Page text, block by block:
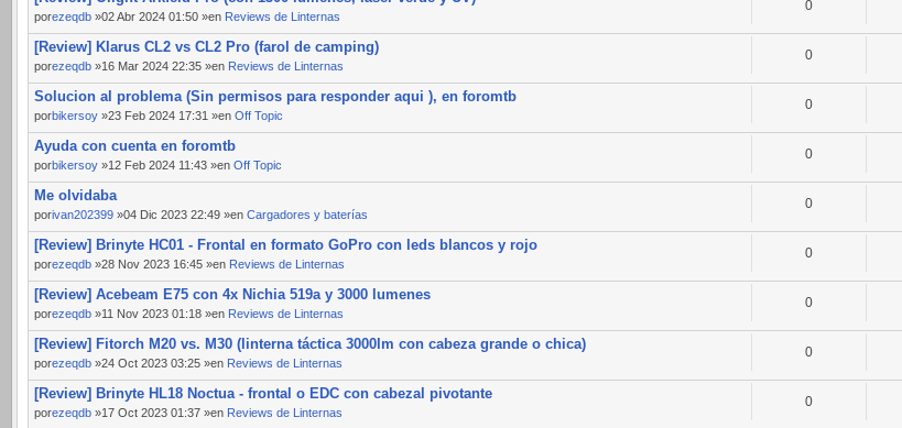
porezeqdb »02 Abr 2024 01:50 »en Reviews de Linternas
0
[Review] Klarus CL2 vs CL2 Pro (farol de camping)
porezeqdb »16 Mar 2024 22:35 »en Reviews de Linternas
0
Solucion al problema (Sin permisos para responder aqui ), en foromtb
porbikersoy »23 Feb 2024 17:31 »en Off Topic
0
Ayuda con cuenta en foromtb
porbikersoy »12 Feb 2024 11:43 »en Off Topic
0
Me olvidaba
porivan202399 »04 Dic 2023 22:49 »en Cargadores y baterías
0
[Review] Brinyte HC01 - Frontal en formato GoPro con leds blancos y rojo
porezeqdb »28 Nov 2023 16:45 »en Reviews de Linternas
0
[Review] Acebeam E75 con 4x Nichia 519a y 3000 lumenes
porezeqdb »11 Nov 2023 01:18 »en Reviews de Linternas
0
[Review] Fitorch M20 vs. M30 (linterna táctica 3000lm con cabeza grande o chica)
porezeqdb »24 Oct 2023 03:25 »en Reviews de Linternas
0
[Review] Brinyte HL18 Noctua - frontal o EDC con cabezal pivotante
porezeqdb »17 Oct 2023 01:37 »en Reviews de Linternas
0